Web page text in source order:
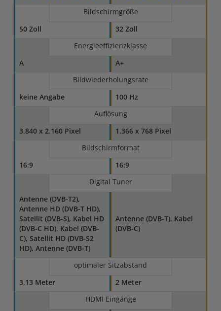
Bildschirmgröße
50 Zoll
32 Zoll
Energieeffizienzklasse
A
A+
Bildwiederholungsrate
keine Angabe
100 Hz
Auflösung
3.840 x 2.160 Pixel
1.366 x 768 Pixel
Bildschirmformat
16:9
16:9
Digital Tuner
Antenne (DVB-T2),
Antenne HD (DVB-T HD),
Satellit (DVB-S), Kabel HD
(DVB-C HD), Kabel (DVB-
C), Satellit HD (DVB-S2
HD), Antenne (DVB-T)
Antenne (DVB-T), Kabel
(DVB-C)
optimaler Sitzabstand
3,13 Meter
2 Meter
HDMI Eingänge